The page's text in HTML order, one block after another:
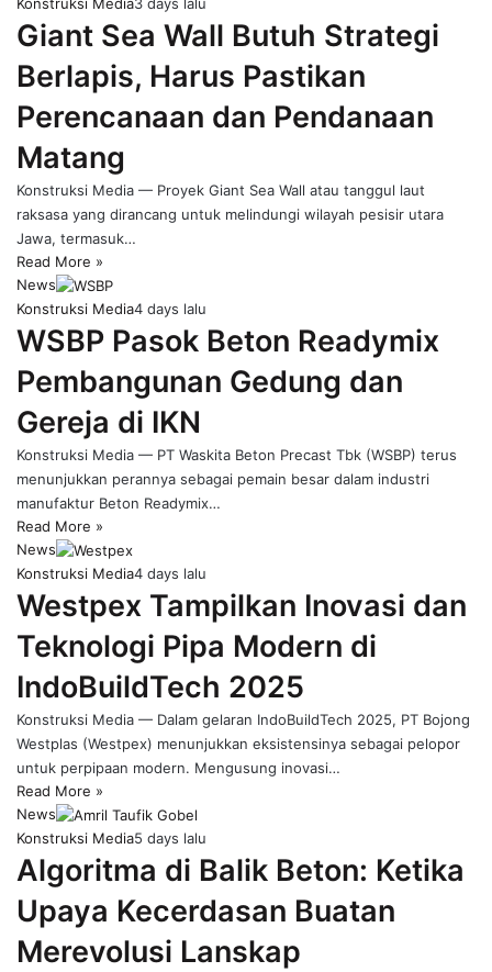
Konstruksi Media3 days lalu
Giant Sea Wall Butuh Strategi
Berlapis, Harus Pastikan
Perencanaan dan Pendanaan
Matang
Konstruksi Media — Proyek Giant Sea Wall atau tanggul laut
raksasa yang dirancang untuk melindungi wilayah pesisir utara
Jawa, termasuk…
Read More »
News
Konstruksi Media4 days lalu
WSBP Pasok Beton Readymix
Pembangunan Gedung dan
Gereja di IKN
Konstruksi Media — PT Waskita Beton Precast Tbk (WSBP) terus
menunjukkan perannya sebagai pemain besar dalam industri
manufaktur Beton Readymix…
Read More »
News
Konstruksi Media4 days lalu
Westpex Tampilkan Inovasi dan
Teknologi Pipa Modern di
IndoBuildTech 2025
Konstruksi Media — Dalam gelaran IndoBuildTech 2025, PT Bojong
Westplas (Westpex) menunjukkan eksistensinya sebagai pelopor
untuk perpipaan modern. Mengusung inovasi…
Read More »
News
Konstruksi Media5 days lalu
Algoritma di Balik Beton: Ketika
Upaya Kecerdasan Buatan
Merevolusi Lanskap